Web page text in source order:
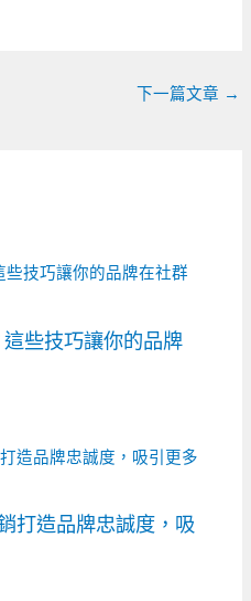
下一篇文章 →
些技巧讓你的品牌
打造品牌忠誠度，吸